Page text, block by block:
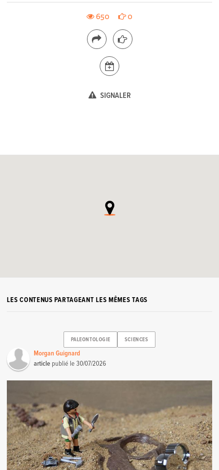
650 0
SIGNALER
LES CONTENUS PARTAGEANT LES MÊMES TAGS
PALEONTOLOGIE SCIENCES
Morgan Guignard
article publié le30/07/2026